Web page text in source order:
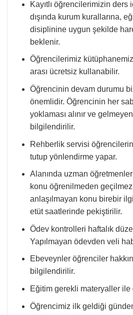
Kayıtlı öğrencilerimizin ders
dışında kurum kurallarına,
disiplinine uygun şekilde
beklenir.
Öğrencilerimiz
arası ücretsiz kullanabilir.
Öğrencinin devam durumu
önemlidir. Öğrencinin her
yoklaması alınır ve
bilgilendirilir.
Rehberlik servisi
tutup yönlendirme yapar.
Alanında uzman
konu öğrenilmeden geçilmez.
anlaşılmayan konu birebir
etüt saatlerinde pekiştirilir.
Ödev kontrolleri haftalık
Yapılmayan ödevden veli
Ebeveynler öğrenciler
bilgilendirilir.
Eğitim gerekli materyaller ile
Öğrencimiz ilk geldiği